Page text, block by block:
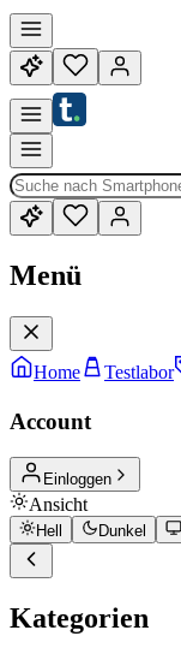
Menü
Home Testlabor
Account
Einloggen
Ansicht
Hell Dunkel
Kategorien